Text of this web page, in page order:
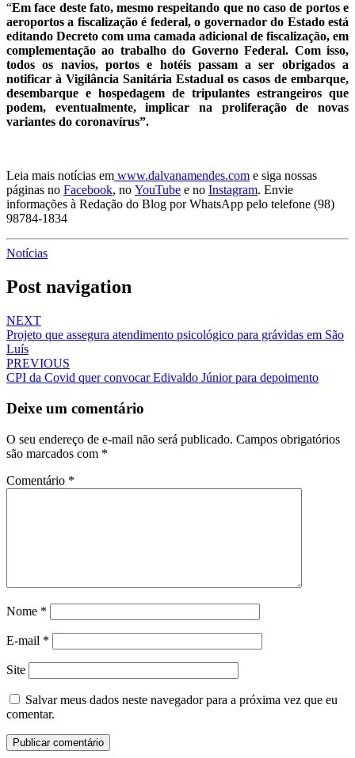
“Em face deste fato, mesmo respeitando que no caso de portos e
aeroportos a fiscalização é federal, o governador do Estado está
editando Decreto com uma camada adicional de fiscalização, em
complementação ao trabalho do Governo Federal. Com isso,
todos os navios, portos e hotéis passam a ser obrigados a
notificar à Vigilância Sanitária Estadual os casos de embarque,
desembarque e hospedagem de tripulantes estrangeiros que
podem, eventualmente, implicar na proliferação de novas
variantes do coronavírus”.
Leia mais notícias em www.dalvanamendes.com e siga nossas
páginas no Facebook, no YouTube e no Instagram. Envie
informações à Redação do Blog por WhatsApp pelo telefone (98)
98784-1834
Notícias
Post navigation
NEXT
Projeto que assegura atendimento psicológico para grávidas em São
Luís
PREVIOUS
CPI da Covid quer convocar Edivaldo Júnior para depoimento
Deixe um comentário
O seu endereço de e-mail não será publicado. Campos obrigatórios
são marcados com *
Comentário *
Nome *
E-mail *
Site
Salvar meus dados neste navegador para a próxima vez que eu
comentar.